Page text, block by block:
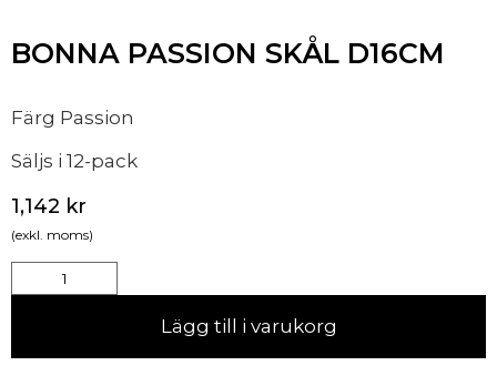
BONNA PASSION SKÅL D16CM
Färg Passion
Säljs i 12-pack
1,142 kr
(exkl. moms)
Lägg till i varukorg